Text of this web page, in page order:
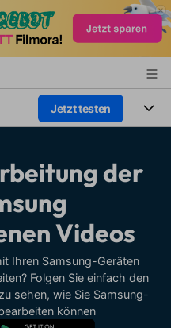
Jetzt testen
der
Videos
Ihren Samsung-Geräten
Folgen Sie einfach den
sehen, wie Sie Samsung-
können